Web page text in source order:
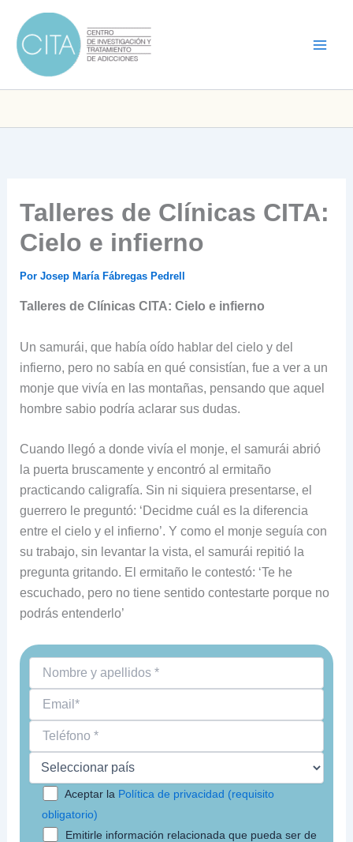
contenido
Talleres de Clínicas CITA:
Cielo e infierno
Por Josep María Fábregas Pedrell
Talleres de Clínicas CITA: Cielo e infierno
Un samurái, que había oído hablar del cielo y del
infierno, pero no sabía en qué consistían, fue a ver a un
monje que vivía en las montañas, pensando que aquel
hombre sabio podría aclarar sus dudas.
Cuando llegó a donde vivía el monje, el samurái abrió
la puerta bruscamente y encontró al ermitaño
practicando caligrafía. Sin ni siquiera presentarse, el
guerrero le preguntó: ‘Decidme cuál es la diferencia
entre el cielo y el infierno’. Y como el monje seguía con
su trabajo, sin levantar la vista, el samurái repitió la
pregunta gritando. El ermitaño le contestó: ‘Te he
escuchado, pero no tiene sentido contestarte porque no
podrás entenderlo’
Aceptar la Política de privacidad (requisito
obligatorio)
Emitirle información relacionada que pueda ser de